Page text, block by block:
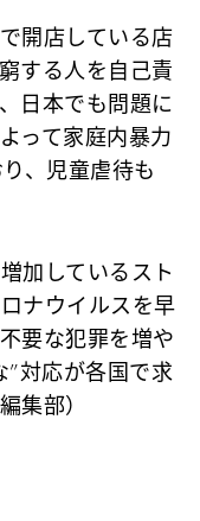
開店している店
する人を自己責
日本でも問題に
って家庭内暴力
、児童虐待も
加しているスト
ナウイルスを早
要な犯罪を増や
”対応が各国で求
集部）